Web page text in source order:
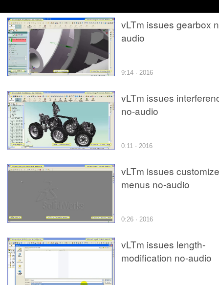
vLTm issues gearbox
audio
9:14 · 2016
vLTm issues
no-audio
0:11 · 2016
vLTm issues
menus no-audio
0:26 · 2016
vLTm issues length-
modification no-audio